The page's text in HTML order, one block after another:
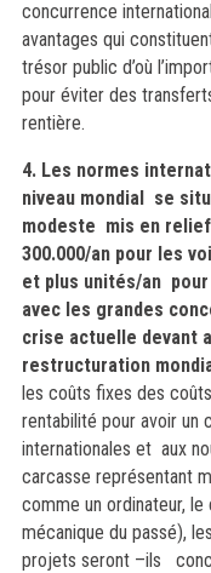
concurrence
avantages qui
trésor public d’où
pour éviter des
rentière.
4. Les normes
niveau mondial se
modeste mis en
300.000/an pour les
et plus unités/an
avec les grandes
crise actuelle devant
restructuration
les coûts fixes des
rentabilité pour avoir un
internationales et aux
carcasse représentant
comme un ordinateur, le
mécanique du passé),
projets seront –ils